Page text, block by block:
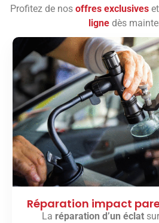
Profitez de nos offres exclusiveset
lignedès
Réparation impact
La réparation d’un éclatsur